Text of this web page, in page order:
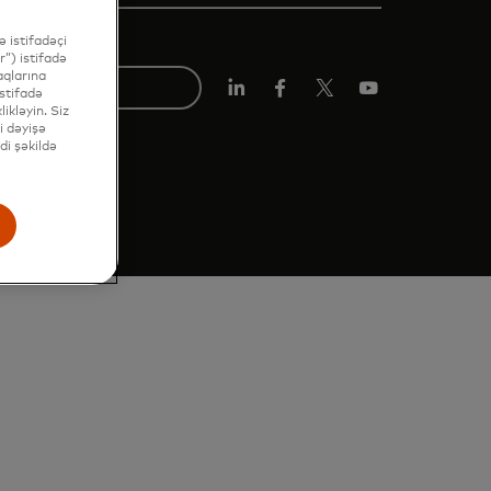
istifadəçi
istifadə
Siz
dəyişə
şəkildə